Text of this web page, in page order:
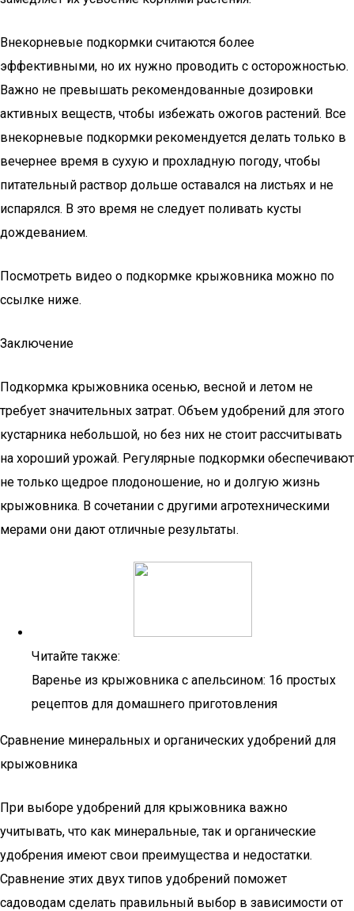
Внекорневые подкормки считаются более
эффективными, но их нужно проводить с осторожностью.
Важно не превышать рекомендованные дозировки
активных веществ, чтобы избежать ожогов растений. Все
внекорневые подкормки рекомендуется делать только в
вечернее время в сухую и прохладную погоду, чтобы
питательный раствор дольше оставался на листьях и не
испарялся. В это время не следует поливать кусты
дождеванием.
Посмотреть видео о подкормке крыжовника можно по
ссылке ниже.
Заключение
Подкормка крыжовника осенью, весной и летом не
требует значительных затрат. Объем удобрений для этого
кустарника небольшой, но без них не стоит рассчитывать
на хороший урожай. Регулярные подкормки обеспечивают
не только щедрое плодоношение, но и долгую жизнь
крыжовника. В сочетании с другими агротехническими
мерами они дают отличные результаты.
Читайте также:
Варенье из крыжовника с апельсином: 16 простых
рецептов для домашнего приготовления
Сравнение минеральных и органических удобрений для
крыжовника
При выборе удобрений для крыжовника важно
учитывать, что как минеральные, так и органические
удобрения имеют свои преимущества и недостатки.
Сравнение этих двух типов удобрений поможет
садоводам сделать правильный выбор в зависимости от